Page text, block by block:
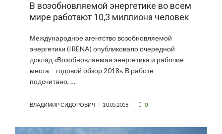
В возобновляемой энергетике во всем
мире работают 10,3 миллиона человек
Международное агентство возобновляемой
энергетики (IRENA) опубликовало очередной
доклад «Возобновляемая энергетика и рабочие
места – годовой обзор 2018». В работе
подсчитано, …
ВЛАДИМИР СИДОРОВИЧ 10.05.2018 0